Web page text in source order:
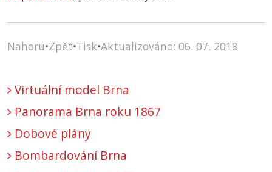
Nahoru•Zpět•Tisk•Aktualizováno: 06. 07. 2018
Virtuální model Brna
Panorama Brna roku 1867
Dobové plány
Bombardování Brna